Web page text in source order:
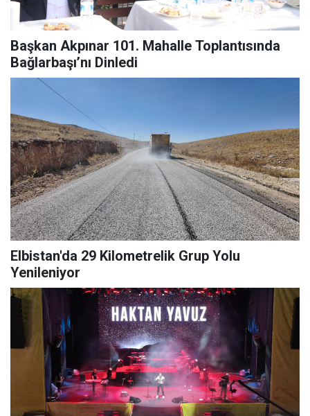
Başkan Akpınar 101. Mahalle Toplantısında
Bağlarbaşı’nı Dinledi
Elbistan'da 29 Kilometrelik Grup Yolu
Yenileniyor